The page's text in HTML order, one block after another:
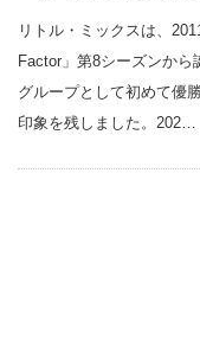
リトル・ミックスは、
Factor」第8シーズンから
グループとして初めて優
印象を残しました。202…